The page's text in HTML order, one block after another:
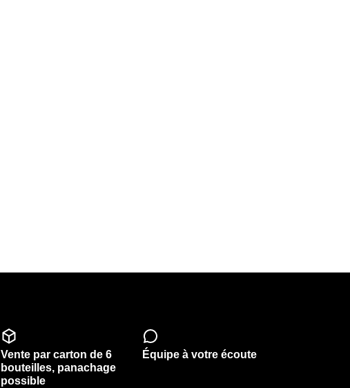
Vente par carton de 6
bouteilles, panachage
possible
Équipe à votre écoute